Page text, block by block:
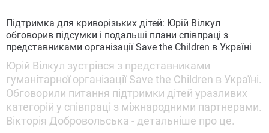
Підтримка для криворізьких дітей: Юрій Вілкул
обговорив підсумки і подальші плани співпраці з
представниками організації Save the Children в Україні
Юрій Вілкул зустрівся з представниками
гуманітарної організації Save the Children в Україні.
Обговорили питання підтримки дітей уразливих
категорій у співпраці з міжнародними партнерами.
Вікторія Добровольська - детальніше про це.